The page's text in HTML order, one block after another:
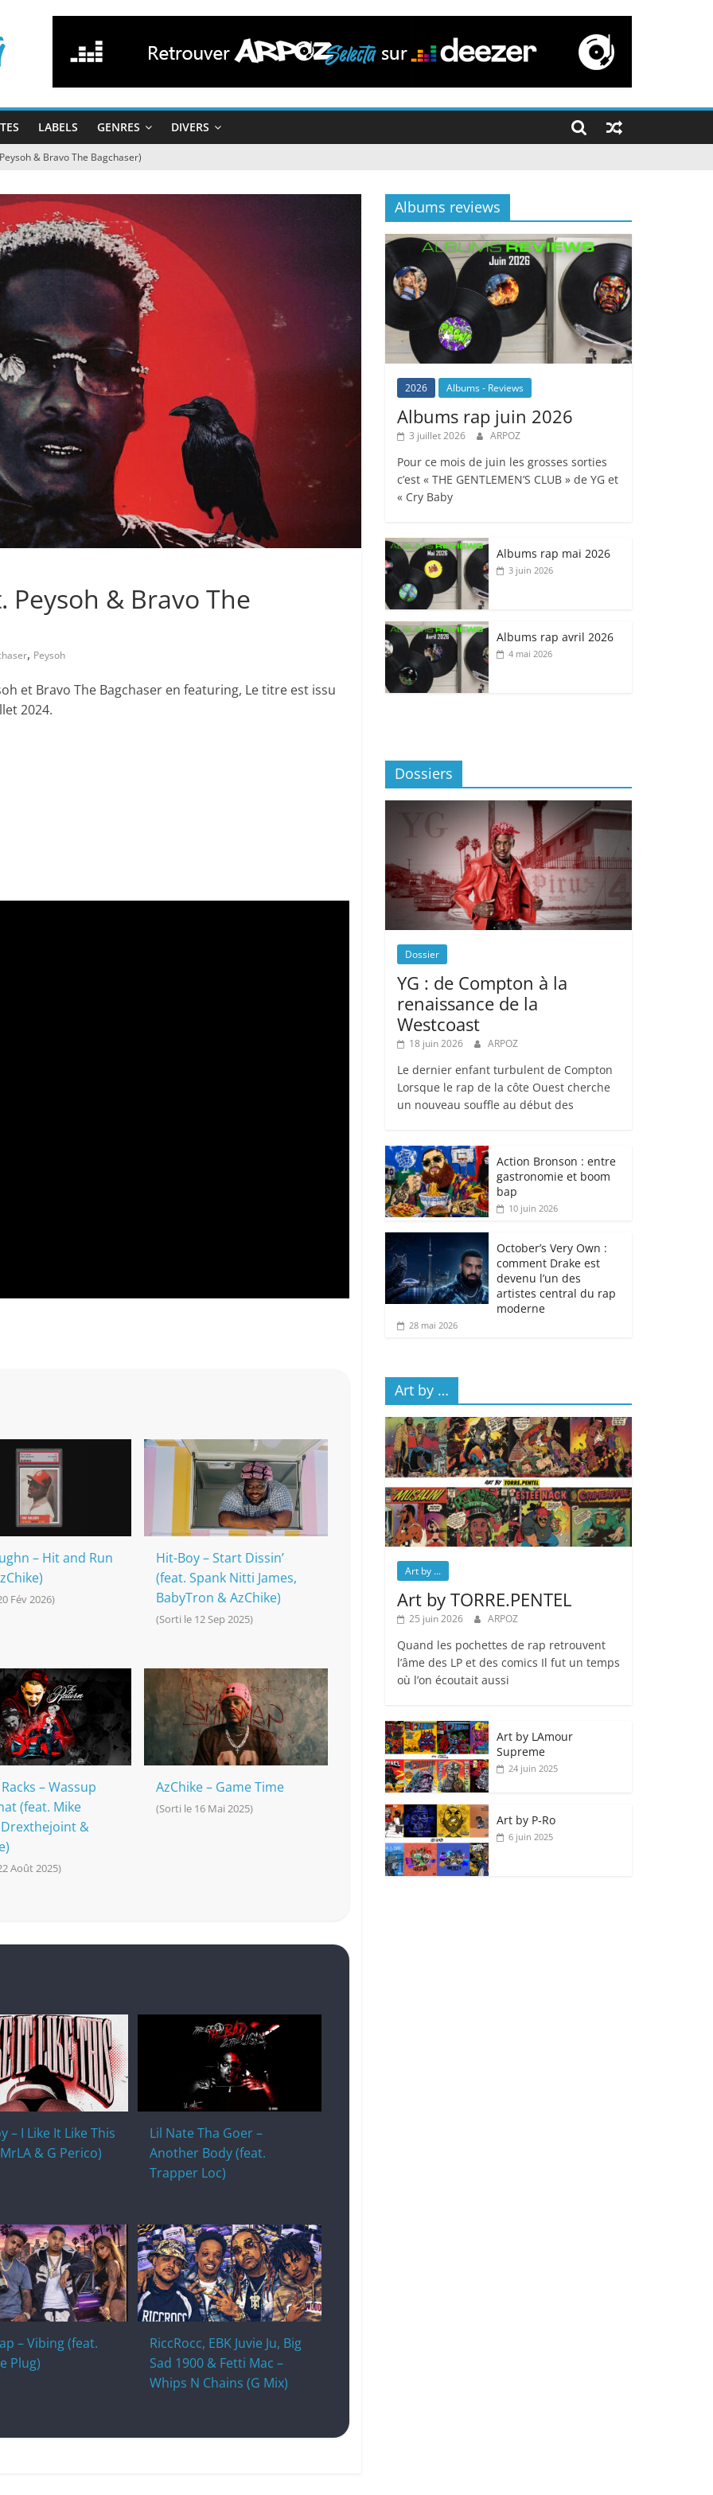
LABELS GENRES DIVERS
& Bravo The Bagchaser)
Peysoh & Bravo The
, Peysoh
et Bravo The Bagchaser en featuring, Le titre est issu
2024.
– Hit and Run
Fév 2026)
Hit-Boy – Start Dissin’
(feat. Spank Nitti James,
BabyTron & AzChike)
(Sorti le 12 Sep 2025)
– Wassup
(feat. Mike
&
Août 2025)
AzChike – Game Time
(Sorti le 16 Mai 2025)
– I Like It Like This
& G Perico)
Lil Nate Tha Goer –
Another Body (feat.
Trapper Loc)
– Vibing (feat.
Plug)
RiccRocc, EBK Juvie Ju, Big
Sad 1900 & Fetti Mac –
Whips N Chains (G Mix)
Albums reviews
2026 Albums - Reviews
Albums rap juin 2026
3 juillet 2026 ARPOZ
Pour ce mois de juin les grosses sorties
c’est « THE GENTLEMEN’S CLUB » de YG et
« Cry Baby
Albums rap mai 2026
3 juin 2026
Albums rap avril 2026
4 mai 2026
Dossiers
Dossier
YG : de Compton à la
renaissance de la
Westcoast
18 juin 2026 ARPOZ
Le dernier enfant turbulent de Compton
Lorsque le rap de la côte Ouest cherche
un nouveau souffle au début des
Action Bronson : entre
gastronomie et boom
bap
10 juin 2026
October’s Very Own :
comment Drake est
devenu l’un des
artistes central du rap
moderne
28 mai 2026
Art by …
Art by ...
Art by TORRE.PENTEL
25 juin 2026 ARPOZ
Quand les pochettes de rap retrouvent
l’âme des LP et des comics Il fut un temps
où l’on écoutait aussi
Art by LAmour
Supreme
24 juin 2025
Art by P‑Ro
6 juin 2025